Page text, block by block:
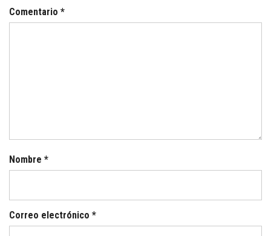
Comentario *
Nombre *
Correo electrónico *